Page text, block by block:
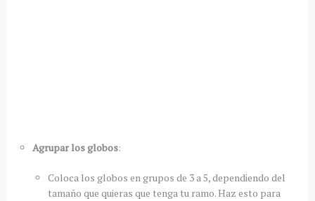
Agrupar los globos:
Coloca los globos en grupos de 3 a 5, dependiendo del
tamaño que quieras que tenga tu ramo. Haz esto para